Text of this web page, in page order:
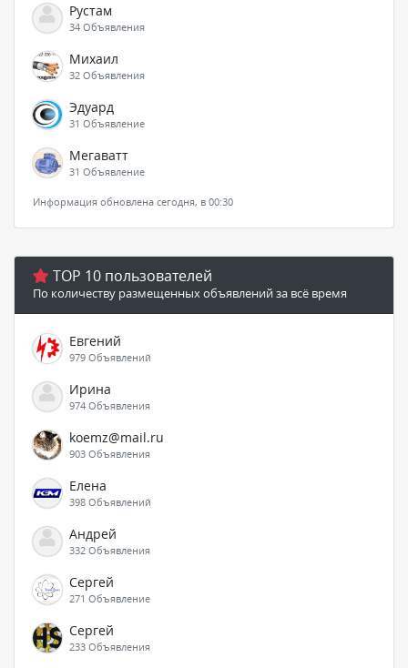
Рустам
34 Объявления
Михаил
32 Объявления
Эдуард
31 Объявление
Мегаватт
31 Объявление
Информация обновлена сегодня, в 00:30
TOP 10 пользователей
По количеству размещенных объявлений за всё время
Евгений
979 Объявлений
Ирина
974 Объявления
koemz@mail.ru
903 Объявления
Елена
398 Объявлений
Андрей
332 Объявления
Сергей
271 Объявление
Сергей
233 Объявления